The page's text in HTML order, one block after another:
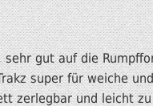
gut auf die
super für weiche
zerlegbar und leicht